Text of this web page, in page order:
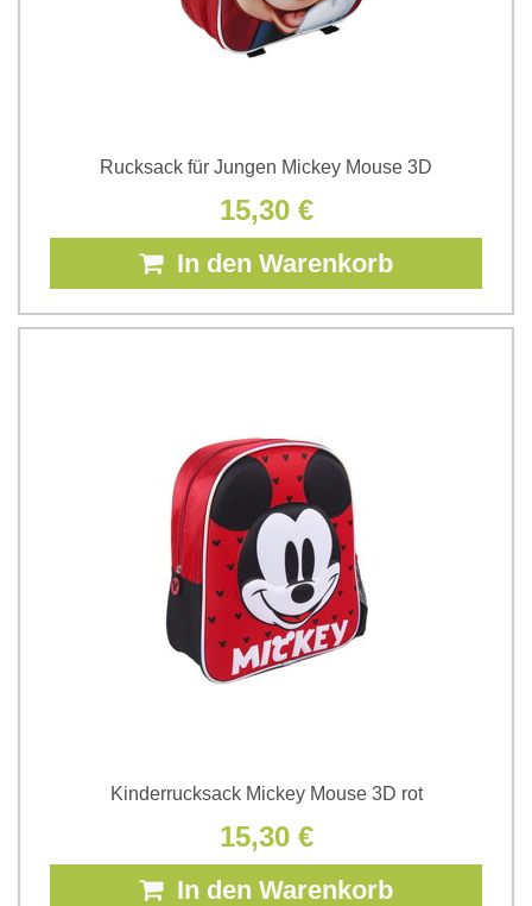
Rucksack für Jungen Mickey Mouse 3D
15,30 €
In den Warenkorb
Kinderrucksack Mickey Mouse 3D rot
15,30 €
In den Warenkorb